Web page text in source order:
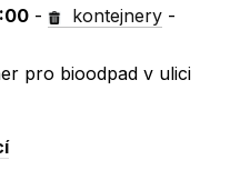
- kontejnery -
pro bioodpad v ulici